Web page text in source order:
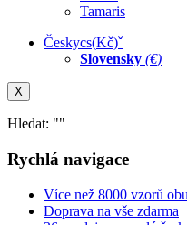
Tamaris
Českycs(Kč)ˇ
Slovensky (€)
X
Hledat: ""
Rychlá navigace
Více než 8000 vzorů
Doprava na vše zdarma